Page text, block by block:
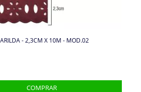
- 2,3CM X 10M - MOD.02